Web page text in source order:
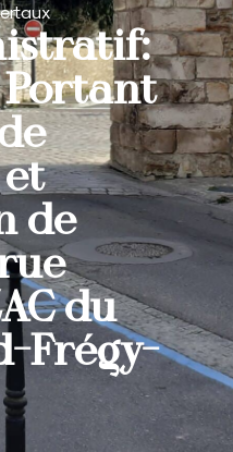
Portant
de
du
Frégy-